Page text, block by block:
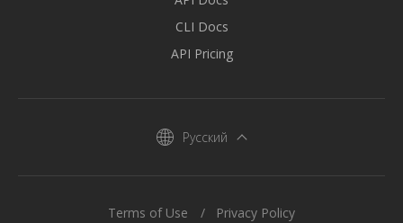
CLI Docs
API Pricing
Русский
Terms of Use Privacy Policy